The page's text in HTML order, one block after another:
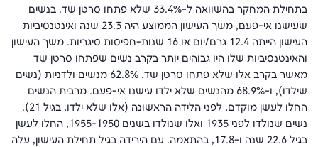
בתחילת המחקר בהשוואה ל-33.4% שלא פתחו סרטן שד. בנשים
שעישנו אי-פעם, משך העישון הממוצע היה 23.3 שנה ואינטנסיביות
העישון הייתה 12.4 גרם/יום או 16 שנות-חפיסות סיגריות. משך העישון
והאינטנסיביות שלו היו גבוהים יותר בקרב נשים שפתחו סרטן שד
מאשר בקרב אלו שלא פתחו סרטן שד. 62.8% מנשים ולדניות (נשים
שילדו), ו-68.9% מהנשים שלא ילדו עישנו אי-פעם. מרבית הנשים
החלו לעשן מוקדם, לפני הלידה הראשונה (אלו שלא ילדו, בגיל 21).
נשים שנולדו לפני 1935 ואלו שנולדו בשנים 1955-1950, החלו לעשן
בגיל 22.6 שנה ו-17.8, בהתאמה. עם הירידה בגיל תחילת העישון, עלה